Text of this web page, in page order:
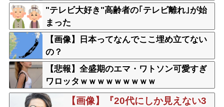
"テレビ大好き"高齢者の｢テレビ離れ｣が始
まった
【画像】日本ってなんでここ埋め立てない
の？
【悲報】全盛期のエマ・ワトソン可愛すぎ
ワロッタｗｗｗｗｗｗｗｗｗ
【画像】『20代にしか見えない3